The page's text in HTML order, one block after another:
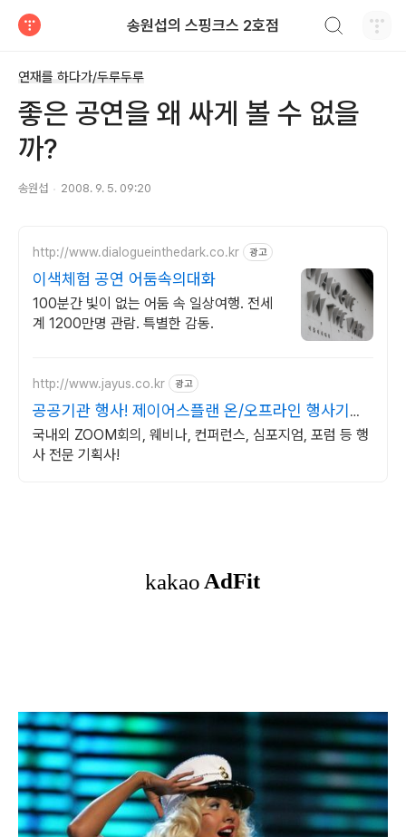
송원섭의 스핑크스 2호점
연재를 하다가/두루두루
좋은 공연을 왜 싸게 볼 수 없을
까?
송원섭 2008. 9. 5. 09:20
http://www.dialogueinthedark.co.kr 광고
이색체험 공연 어둠속의대화
100분간 빛이 없는 어둠 속 일상여행. 전세
계 1200만명 관람. 특별한 감동.
http://www.jayus.co.kr 광고
공공기관 행사! 제이어스플랜 온/오프라인 행사기획
대행!
국내외 ZOOM회의, 웨비나, 컨퍼런스, 심포지엄, 포럼 등 행
사 전문 기획사!